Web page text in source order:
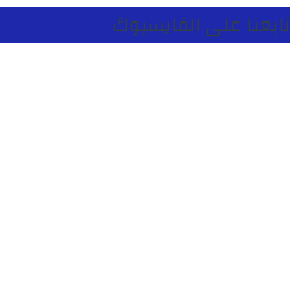
تابعنا على الفايسبوك